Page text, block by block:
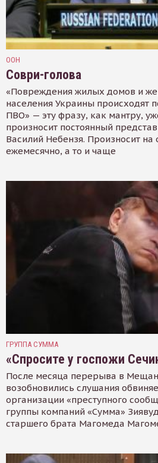
ООН
Соври-голова
«Повреждения жилых домов и
населения Украины происходят
ПВО» — эту фразу, как мантру,
произносит постоянный
Василий Небензя. Произносит
ежемесячно, а то и чаще
ГРУППА СУММА
«Спросите у госпожи
После месяца перерыва в
возобновились слушания
организации «преступного
группы компаний «Сумма»
старшего брата Магомеда